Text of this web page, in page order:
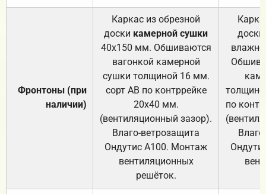
Фронтоны (при
наличии)
Каркас из обрезной
доски камерной сушки
40х150 мм. Обшиваются
вагонкой камерной
сушки толщиной 16 мм.
сорт АВ по контррейке
20х40 мм.
(вентиляционный зазор).
Влаго-ветрозащита
Ондутис А100. Монтаж
вентиляционных
решёток.
доски
по